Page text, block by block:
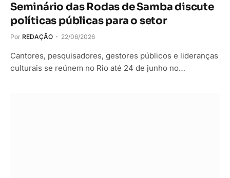
Seminário das Rodas de Samba discute
políticas públicas para o setor
Por REDAÇÃO 22/06/2026
Cantores, pesquisadores, gestores públicos e lideranças
culturais se reúnem no Rio até 24 de junho no…